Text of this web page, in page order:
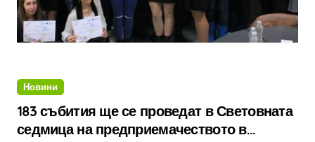
Новини
183 събития ще се проведат в Световната
седмица на предприемачеството в